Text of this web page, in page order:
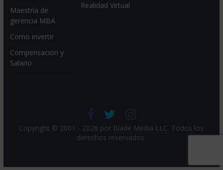
Maestría de
gerencia MBA
Como invertir
Compensacion y
Salario
Realidad Virtual
Copyright © 2001 - 2026 por Blade Media LLC. Todos los
derechos reservados.